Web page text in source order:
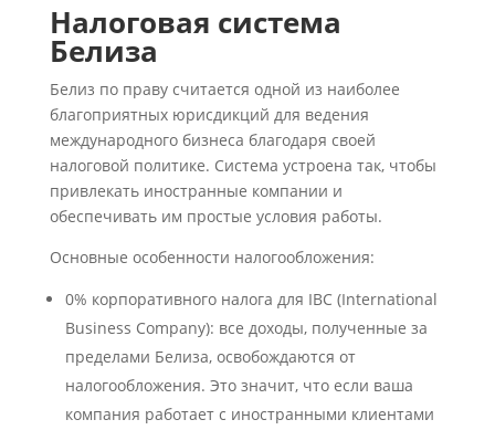
Налоговая система
Белиза
Белиз по праву считается одной из наиболее
благоприятных юрисдикций для ведения
международного бизнеса благодаря своей
налоговой политике. Система устроена так, чтобы
привлекать иностранные компании и
обеспечивать им простые условия работы.
Основные особенности налогообложения:
0% корпоративного налога для IBC (International
Business Company): все доходы, полученные за
пределами Белиза, освобождаются от
налогообложения. Это значит, что если ваша
компания работает с иностранными клиентами